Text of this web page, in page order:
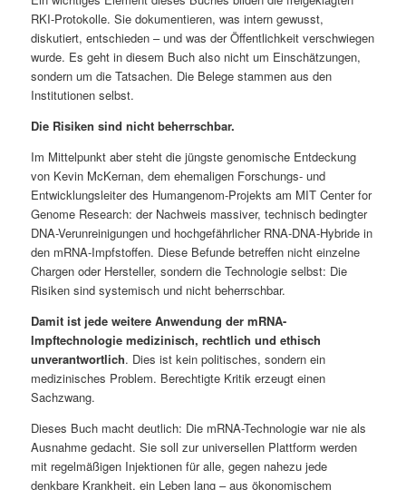
RKI-Protokolle. Sie dokumentieren, was intern gewusst,
diskutiert, entschieden – und was der Öffentlichkeit verschwiegen
wurde. Es geht in diesem Buch also nicht um Einschätzungen,
sondern um die Tatsachen. Die Belege stammen aus den
Institutionen selbst.
Die Risiken sind nicht beherrschbar.
Im Mittelpunkt aber steht die jüngste genomische Entdeckung
von Kevin McKernan, dem ehemaligen Forschungs- und
Entwicklungsleiter des Humangenom-Projekts am MIT Center for
Genome Research: der Nachweis massiver, technisch bedingter
DNA-Verunreinigungen und hochgefährlicher RNA-DNA-Hybride in
den mRNA-Impfstoffen. Diese Befunde betreffen nicht einzelne
Chargen oder Hersteller, sondern die Technologie selbst: Die
Risiken sind systemisch und nicht beherrschbar.
Damit ist jede weitere Anwendung der mRNA-
Impftechnologie medizinisch, rechtlich und ethisch
unverantwortlich. Dies ist kein politisches, sondern ein
medizinisches Problem. Berechtigte Kritik erzeugt einen
Sachzwang.
Dieses Buch macht deutlich: Die mRNA-Technologie war nie als
Ausnahme gedacht. Sie soll zur universellen Plattform werden
mit regelmäßigen Injektionen für alle, gegen nahezu jede
denkbare Krankheit, ein Leben lang – aus ökonomischem